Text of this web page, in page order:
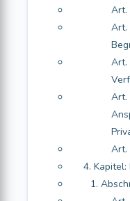
Art.
Art.
4.
1.